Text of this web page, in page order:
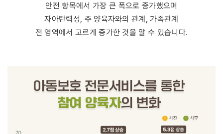
안전 항목에서 가장 큰 폭으로 증가했으며
자아탄력성, 주 양육자와의 관계, 가족관계
전 영역에서 고르게 증가한 것을 알 수 있습니다.